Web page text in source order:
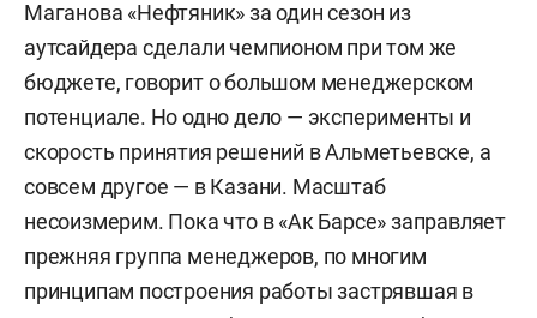
Маганова «Нефтяник» за один сезон из
аутсайдера сделали чемпионом при том же
бюджете, говорит о большом менеджерском
потенциале. Но одно дело — эксперименты и
скорость принятия решений в Альметьевске, а
совсем другое — в Казани. Масштаб
несоизмерим. Пока что в «Ак Барсе» заправляет
прежняя группа менеджеров, по многим
принципам построения работы застрявшая в